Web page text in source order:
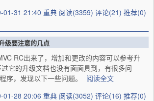
01-31 21:40 重典 阅读(3359) 评论(21) 推荐(0)
级要注意的几点
RC出来了，增加和更改的内容可以参考升
它的升级文档也没有面面具到，有很多问
序，发现以下一些问题。
阅读全文
01-28 20:06 重典 阅读(3052) 评论(16) 推荐(0)